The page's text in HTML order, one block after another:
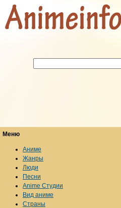
Меню
Аниме
Жанры
Люди
Песни
Anime Студии
Вид аниме
Страны